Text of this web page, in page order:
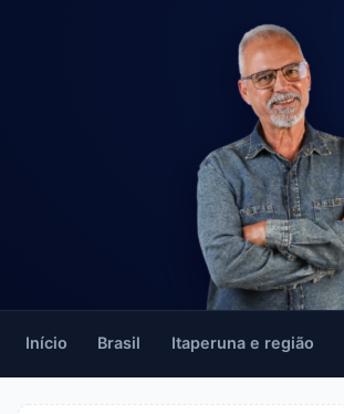
Início Brasil Itaperuna e região